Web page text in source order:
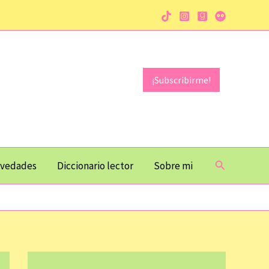
¡Subscribirme!
Diccionario lector Sobre mi Buscar